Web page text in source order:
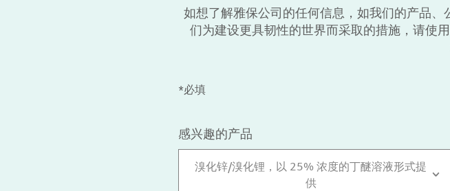
如想了解雅保公司的任何信息，如我们的产品
们为建设更具韧性的世界而采取的措施，请使
*必填
感兴趣的产品
溴化锌/溴化锂，以 25% 浓度的丁醚溶液形式提
供